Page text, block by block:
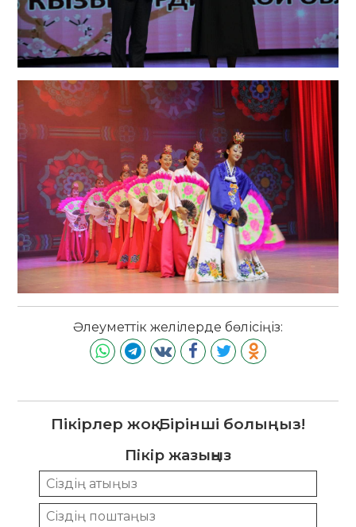
Әлеуметтік желілерде бөлісіңіз:
Пікірлер жоқ. Бірінші болыңыз!
Пікір жазыңыз